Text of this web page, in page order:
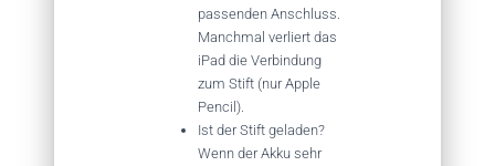
passenden Anschluss.
Manchmal verliert das
iPad die Verbindung
zum Stift (nur Apple
Pencil).
Ist der Stift geladen?
Wenn der Akku sehr